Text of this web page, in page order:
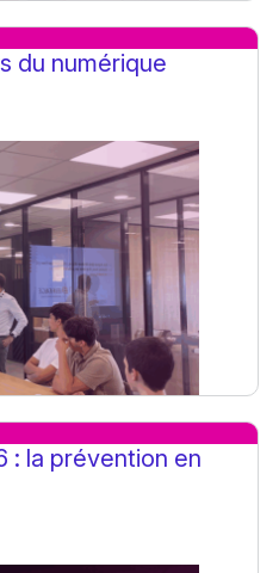
du numérique
: la prévention en